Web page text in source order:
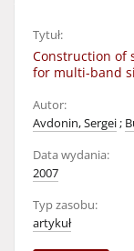
Tytuł:
Construction of
for multi-band
Autor:
Avdonin, Sergei;
Data wydania:
2007
Typ zasobu:
artykuł